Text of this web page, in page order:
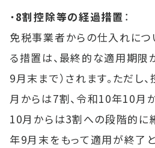
・8割控除等の経過措置 ：
免税事業者からの仕入れに
る措置は、最終的な適用期限
9月末まで）されます。ただし
月からは7割、令和10年10月
10月からは3割への段階的に
年9月末をもって適用が終了と